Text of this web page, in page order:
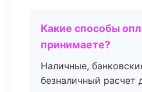
Какие способы
принимаете?
Наличные,
безналичный расчет